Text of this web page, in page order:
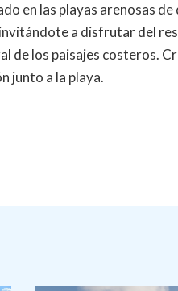
en las playas arenosas de
a disfrutar del
de los paisajes costeros.
junto a la playa.